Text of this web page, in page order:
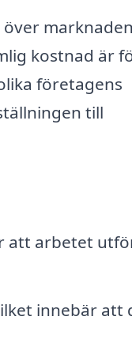
kostnad är
företagens
till
att arbetet
innebär att